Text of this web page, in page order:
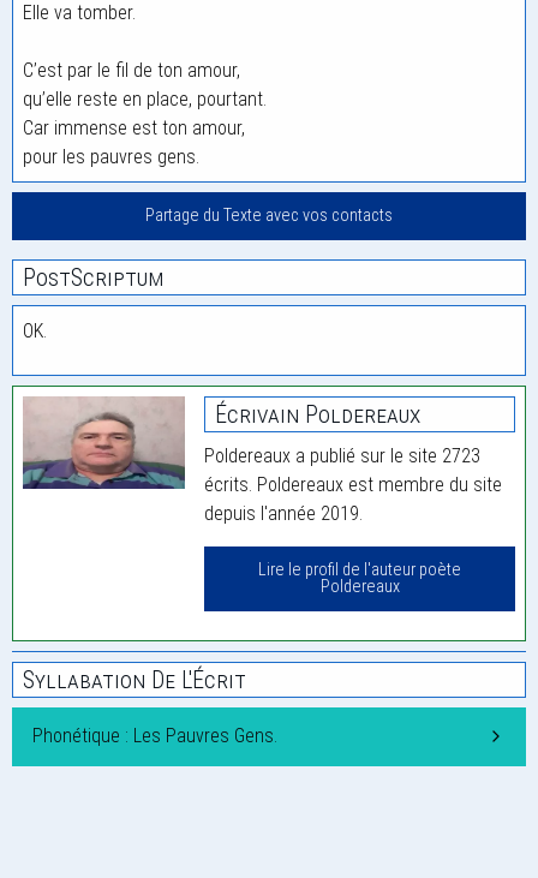
Elle va tomber.
C’est par le fil de ton amour,
qu’elle reste en place, pourtant.
Car immense est ton amour,
pour les pauvres gens.
Partage du Texte avec vos contacts
PostScriptum
OK.
Écrivain Poldereaux
Poldereaux a publié sur le site 2723
écrits. Poldereaux est membre du site
depuis l'année 2019.
Lire le profil de l'auteur poète
Poldereaux
Syllabation De L'Écrit
Phonétique : Les Pauvres Gens.